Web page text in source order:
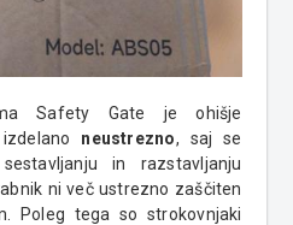
Safety Gate je ohišje
neustrezno, saj se
in razstavljanju
ni več ustrezno zaščiten
Poleg tega so strokovnjaki